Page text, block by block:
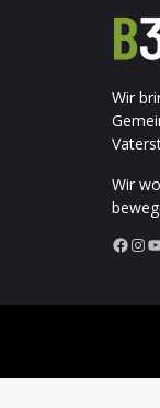
Wir
Wir
Facebook InstagramYouTube